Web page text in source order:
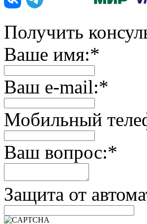
Получить
Ваше имя:*
Ваш e-mail:*
Мобильный
Ваш вопрос:*
Защита от